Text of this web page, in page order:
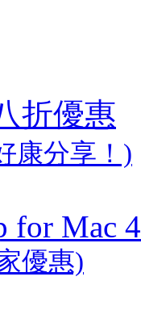
折優惠
康分享！)
for Mac
優惠)